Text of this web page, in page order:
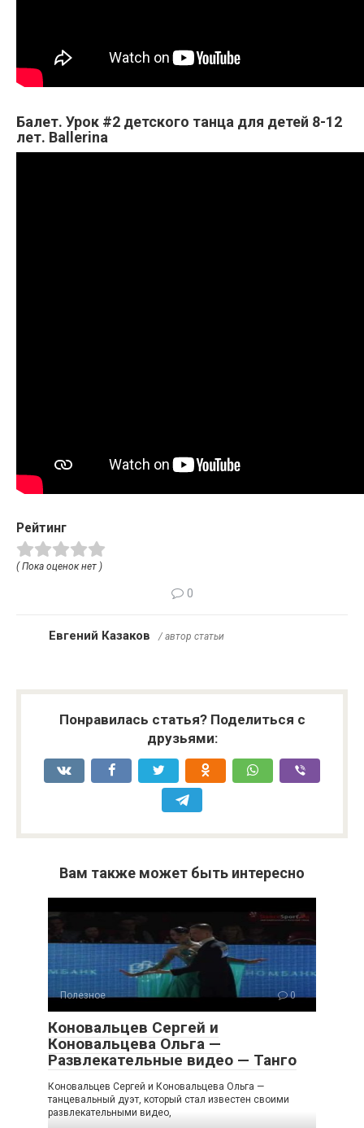
Балет. Урок #2 детского танца для детей 8-12
лет. Ballerina
Рейтинг
( Пока оценок нет )
0
Евгений Казаков / автор статьи
Понравилась статья? Поделиться с
друзьями:
Вам также может быть интересно
Полезное 0
Коновальцев Сергей и
Коновальцева Ольга —
Развлекательные видео — Танго
Коновальцев Сергей и Коновальцева Ольга —
танцевальный дуэт, который стал известен своими
развлекательными видео,